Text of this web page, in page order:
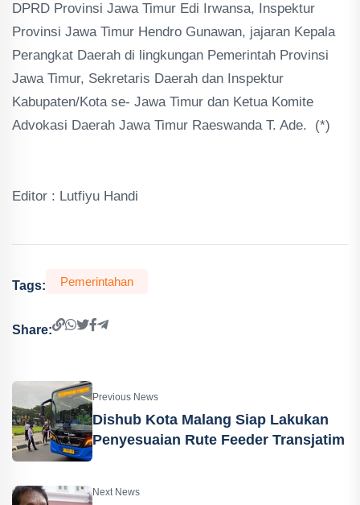
DPRD Provinsi Jawa Timur Edi Irwansa, Inspektur
Provinsi Jawa Timur Hendro Gunawan, jajaran Kepala
Perangkat Daerah di lingkungan Pemerintah Provinsi
Jawa Timur, Sekretaris Daerah dan Inspektur
Kabupaten/Kota se- Jawa Timur dan Ketua Komite
Advokasi Daerah Jawa Timur Raeswanda T. Ade. (*)
Editor : Lutfiyu Handi
Tags: Pemerintahan
Share:
Previous News
Dishub Kota Malang Siap Lakukan
Penyesuaian Rute Feeder Transjatim
Next News